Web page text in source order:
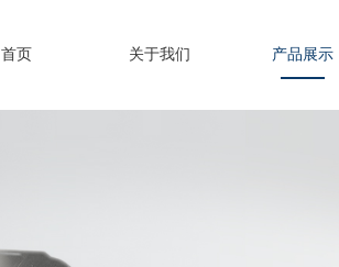
首页 关于我们 产品展示